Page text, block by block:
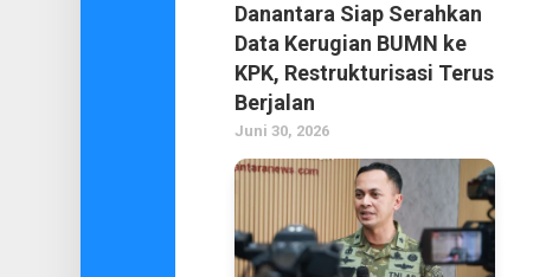
Danantara Siap Serahkan
Data Kerugian BUMN ke
KPK, Restrukturisasi Terus
Berjalan
Juni 30, 2026